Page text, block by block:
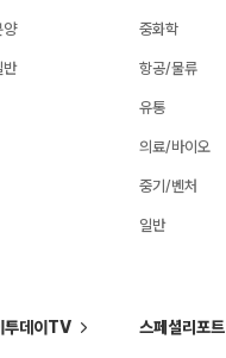
양
반
중화학
항공/물류
유통
의료/바이오
중기/벤처
일반
투데이TV 스페셜리포트